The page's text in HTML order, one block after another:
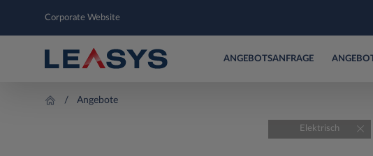
Corporate Website
ANGEBOTSANFRAGE
Angebote
Elektrisch